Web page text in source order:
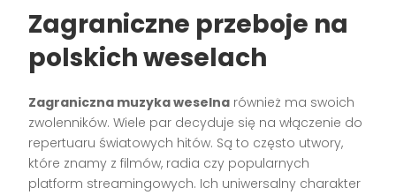
Zagraniczne przeboje na
polskich weselach
Zagraniczna muzyka weselna również ma swoich
zwolenników. Wiele par decyduje się na włączenie do
repertuaru światowych hitów. Są to często utwory,
które znamy z filmów, radia czy popularnych
platform streamingowych. Ich uniwersalny charakter